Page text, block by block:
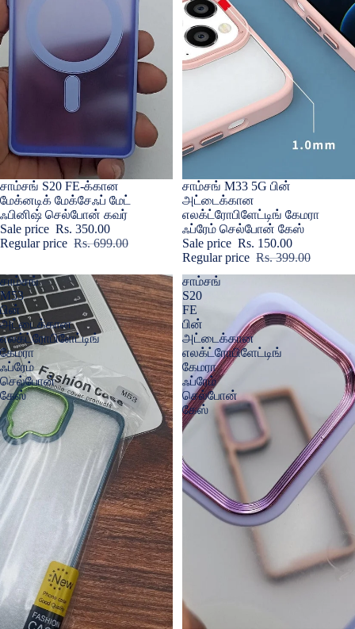
Sold out
சாம்சங் S20 FE-க்கான
மேக்னடிக் மேக்சேஃப் மேட்
ஃபினிஷ் செல்போன் கவர்
Sale price Rs. 350.00
Regular price Rs. 699.00
Sold out
சாம்சங் M33 5G பின்
அட்டைக்கான
எலக்ட்ரோபிளேட்டிங் கேமரா
ஃப்ரேம் செல்போன் கேஸ்
Sale price Rs. 150.00
Regular price Rs. 399.00
சாம்சங்
M53
பின்
அட்டைக்கான
எலக்ட்ரோபிளேட்டிங்
கேமரா
ஃப்ரேம்
செல்போன்
கேஸ்
சாம்சங்
S20
FE
பின்
அட்டைக்கான
எலக்ட்ரோபிளேட்டிங்
கேமரா
ஃப்ரேம்
செல்போன்
கேஸ்